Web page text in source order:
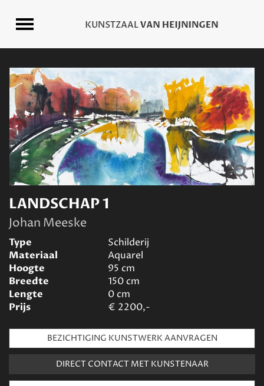
LANDSCHAP 1
Johan Meeske
Type
Schilderij
Materiaal
Aquarel
Hoogte
95 cm
Breedte
150cm
Lengte
0cm
Prijs
€ 2200,-
BEZICHTIGING KUNSTWERK AANVRAGEN
DIRECT CONTACT MET KUNSTENAAR